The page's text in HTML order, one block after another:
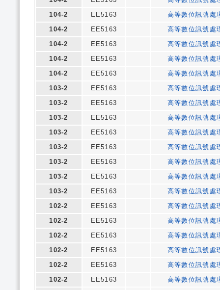
104-2
EE5163
高等數位訊號處
104-2
EE5163
高等數位訊號處
104-2
EE5163
高等數位訊號處
104-2
EE5163
高等數位訊號處
104-2
EE5163
高等數位訊號處
103-2
EE5163
高等數位訊號處
103-2
EE5163
高等數位訊號處
103-2
EE5163
高等數位訊號處
103-2
EE5163
高等數位訊號處
103-2
EE5163
高等數位訊號處
103-2
EE5163
高等數位訊號處
103-2
EE5163
高等數位訊號處
103-2
EE5163
高等數位訊號處
102-2
EE5163
高等數位訊號處
102-2
EE5163
高等數位訊號處
102-2
EE5163
高等數位訊號處
102-2
EE5163
高等數位訊號處
102-2
EE5163
高等數位訊號處
102-2
EE5163
高等數位訊號處